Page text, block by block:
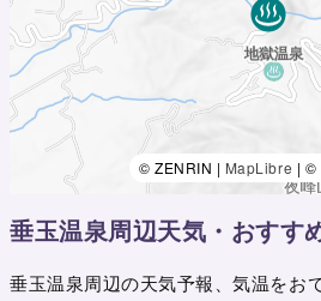
© ZENRIN | MapLibre | ©
垂玉温泉周辺天気・おすす
垂玉温泉周辺の天気予報、気温をお